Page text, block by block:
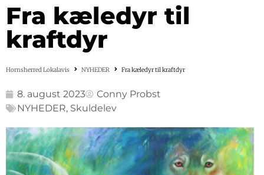
Fra kæledyr til
kraftdyr
Hornsherred Lokalavis NYHEDER Fra kæledyr til kraftdyr
8. august 2023
Conny Probst
NYHEDER, Skuldelev